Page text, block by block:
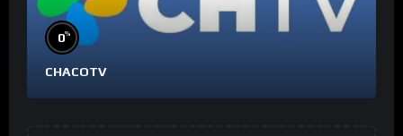
0%
CHACOTV